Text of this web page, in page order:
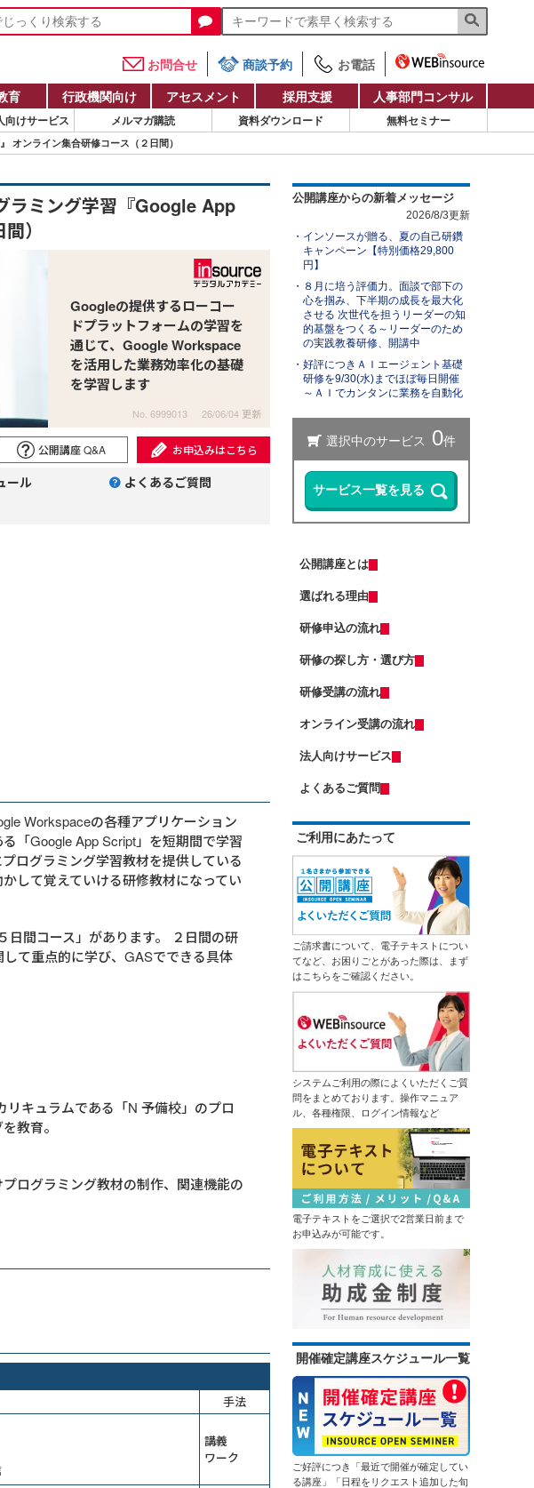
お問合せ 商談予約
お電話
育 行政機関向け アセスメント 採用支援 人事部門コンサル
向けサービス メルマガ購読 資料ダウンロード 無料セミナー
オンライン集合研修コース（２日間）
ラミング学習『Google App
）
Googleの提供するローコー
ドプラットフォームの学習を
通じて、Google Workspace
を活用した業務効率化の基礎
を学習します
No. 6999013 26/06/04 更新
公開講座 Q&A お申込みはこちら
ール
よくあるご質問
Workspaceの各種アプリケーション
「Google App Script」を短期間で学習
ログラミング学習教材を提供している
して覚えていける研修教材になってい
日間コース」があります。 ２日間の研
て重点的に学び、GASでできる具体
キュラムである「N 予備校」のプロ
教育。
ログラミング教材の制作、関連機能の
手法
講義
ワーク
公開講座からの新着メッセージ
2026/8/3更新
インソースが贈る、夏の自己研鑽
キャンペーン【特別価格29,800
円】
８月に培う評価力。面談で部下の
心を掴み、下半期の成長を最大化
させる 次世代を担うリーダーの知
的基盤をつくる～リーダーのため
の実践教養研修、開講中
好評につきＡＩエージェント基礎
研修を9/30(水)までほぼ毎日開催
～ＡＩでカンタンに業務を自動化
公開講座とは
選ばれる理由
研修申込の流れ
研修の探し方・選び方
研修受講の流れ
オンライン受講の流れ
法人向けサービス
よくあるご質問
ご利用にあたって
ご請求書について、電子テキストについ
てなど、お困りごとがあった際は、まず
はこちらをご確認ください。
システムご利用の際によくいただくご質
問をまとめております。操作マニュア
ル、各種権限、ログイン情報など
電子テキストをご選択で2営業日前まで
お申込みが可能です。
開催確定講座スケジュール一覧
ご好評につき「最近で開催が確定してい
る講座」「日程をリクエスト追加した旬